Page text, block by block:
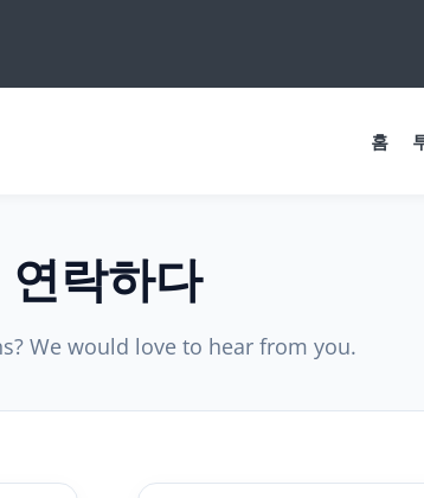
홈
연락하다
We would love to hear from you.